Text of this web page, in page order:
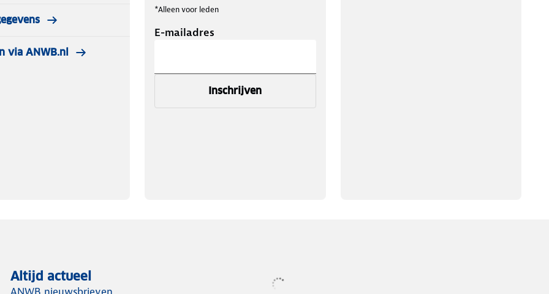
via ANWB.nl
*Alleen voor leden
E-mailadres
Inschrijven
Altijd actueel